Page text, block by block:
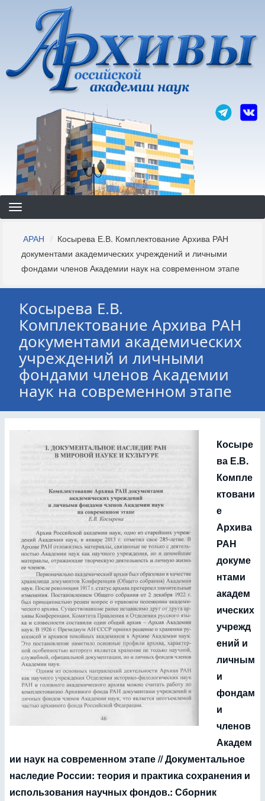
основному
содержанию
Строка
навигации
АРАН
Косырева Е.В. Комплектование Архива РАН
документами академических учреждений и личными
фондами членов Академии наук на современном этапе
Косырева Е.В.
Комплектование Архива РАН
документами академических
учреждений и личными
фондами членов Академии
наук на современном этапе
Косыре
ва Е.В.
Компле
ктовани
е
Архива
РАН
докуме
нтами
академ
ических
учрежд
ений и
личным
и
фондам
и
членов
Академ
ии наук на современном этапе // Документальное
наследие России: теория и практика сохранения и
использования научных фондов.: Сборник